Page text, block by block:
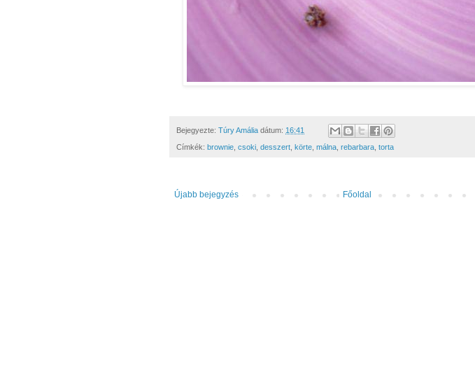
Bejegyezte: Túry Amália dátum: 16:41
Címkék: brownie csoki desszert körte málna rebarbara torta
Újabb bejegyzés Főoldal